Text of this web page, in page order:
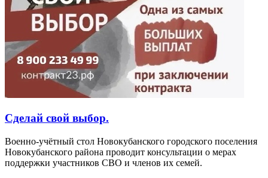
Сделай свой выбор.
Военно-учётный стол Новокубанского городского поселения
Новокубанского района проводит консультации о мерах
поддержки участников СВО и членов их семей.